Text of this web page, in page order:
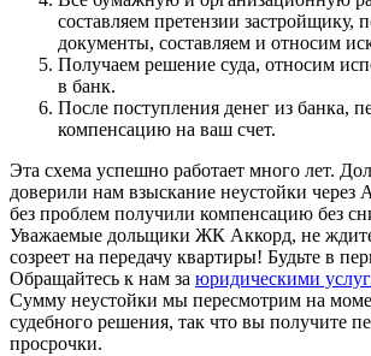
составляем претензии застройщику,
документы, составляем и относим
Получаем решение суда, относим
в банк.
После поступления денег из банка,
компенсацию на ваш счет.
Эта схема успешно работает много лет.
доверили нам взыскание неустойки через
без проблем получили компенсацию без
Уважаемые дольщики ЖК Аккорд, не
созреет на передачу квартиры! Будьте в
Обращайтесь к нам за юридическими
Сумму неустойки мы пересмотрим на
судебного решения, так что вы получите
просрочки.